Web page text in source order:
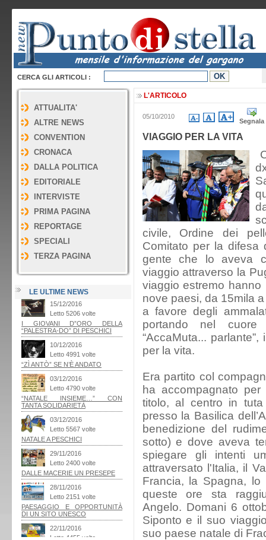
CERCA GLI ARTICOLI :
ATTUALITA'
ALTRE NEWS
CONVENTION
CRONACA
DALLA POLITICA
EDITORIALE
INTERVISTE
PRIMA PAGINA
REPORTAGE
SPECIALI
TERZA PAGINA
LE ULTIME NEWS
L'ARTICOLO
05/10/2010
Segnala
VIAGGIO PER LA VITA
civile, Ordine dei
Comitato per la
gente che lo aveva
viaggio attraverso la
viaggio estremo
nove paesi, da 15mila
a favore degli
portando nel
“AccaMuta...
per la vita.
Era partito col
ha accompagnato
titolo, al centro in
presso la Basilica
benedizione del
sotto) e dove aveva
spiegare gli intenti
attraversato l'Italia, il
Francia, la Spagna,
queste ore sta
Angelo. Domani 6
Siponto e il suo
suo paese natale di